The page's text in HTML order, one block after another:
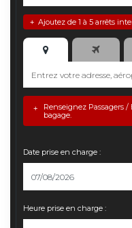
Ajoutez de 1 à 5 arrêts
+
Renseignez Passagers /
bagage.
+
Date prise en charge :
Heure prise en charge :